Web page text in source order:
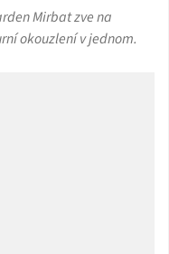
Mirbat zve na
okouzlení v jednom.